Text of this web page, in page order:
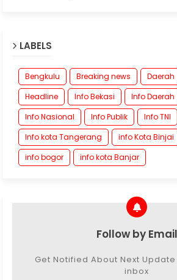
LABELS
Bengkulu Breaking news Daerah
Headline
Info Bekasi Info Daerah
Info Nasional
Info Publik Info TNI
Info kota Tangerang
info Kota Binjai
info bogor
info kota Banjar
Follow by Email
Get Notified About Next
inbox